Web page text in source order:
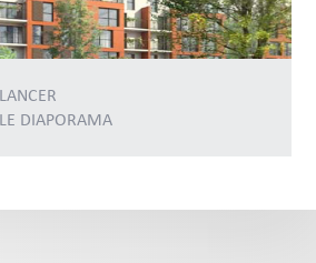
LANCER
LE DIAPORAMA